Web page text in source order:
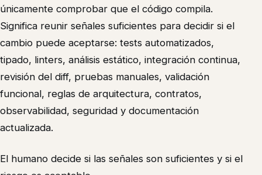
únicamente comprobar que el código compila.
Significa reunir señales suficientes para decidir si el
cambio puede aceptarse: tests automatizados,
tipado, linters, análisis estático, integración continua,
revisión del diff, pruebas manuales, validación
funcional, reglas de arquitectura, contratos,
observabilidad, seguridad y documentación
actualizada.
El humano decide si las señales son suficientes y si el